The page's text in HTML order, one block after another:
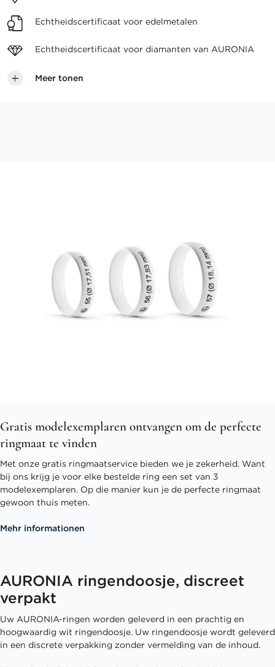
Echtheidscertificaat voor edelmetalen
Echtheidscertificaat voor diamanten van AURONIA
Meer tonen
Gratis modelexemplaren ontvangen om de perfecte
ringmaat te vinden
Met onze gratis ringmaatservice bieden we je zekerheid. Want
bij ons krijg je voor elke bestelde ring een set van 3
modelexemplaren. Op die manier kun je de perfecte ringmaat
gewoon thuis meten.
Mehr informationen
AURONIA ringendoosje, discreet
verpakt
Uw AURONIA-ringen worden geleverd in een prachtig en
hoogwaardig wit ringendoosje. Uw ringendoosje wordt geleverd
in een discrete verpakking zonder vermelding van de inhoud.